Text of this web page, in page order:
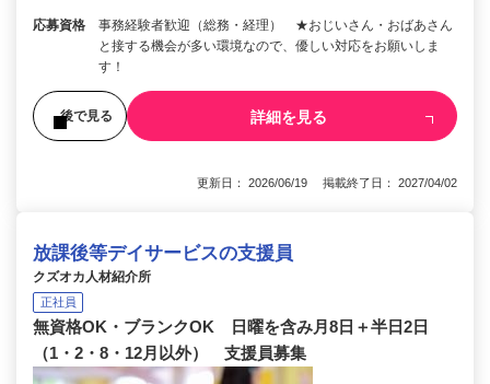
応募資格
事務経験者歓迎（総務・経理） ★おじいさん・おばあさん
と接する機会が多い環境なので、優しい対応をお願いしま
す！
後で見る 詳細を見る
更新日： 2026/06/19 掲載終了日： 2027/04/02
放課後等デイサービスの支援員
クズオカ人材紹介所
正社員
無資格OK・ブランクOK 日曜を含み月8日＋半日2日
（1・2・8・12月以外） 支援員募集